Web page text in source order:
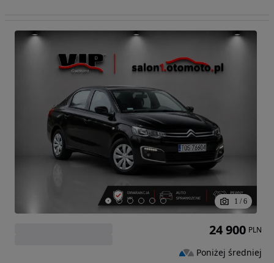
1 / 6
24 900 PLN
Poniżej średniej